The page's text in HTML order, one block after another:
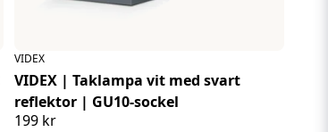
VIDEX
VIDEX | Taklampa vit med svart
reflektor | GU10-sockel
199 kr